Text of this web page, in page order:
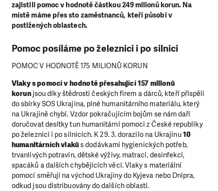
zajistili pomoc v hodnotě částkou 249 milionů korun. Na
místě máme přes sto zaměstnanců, kteří působí v
postižených oblastech.
Pomoc posíláme po železnici i po silnici
POMOC V HODNOTĚ 175 MILIONŮ KORUN
Vlaky s pomocí v hodnotě přesahující 157 milionů
korunjsou díky štědrosti českých firem a dárců, kteří přispěli
do sbírky SOS Ukrajina, plné humanitárního materiálu, který
na Ukrajině chybí. Vzdor pokračujícím bojům se nám daří
doručovat desítky tun humanitární pomoci z České republiky
po železnici i po silnicích. K 29. 3. dorazilo na Ukrajinu10
humanitárních vlakůs dodávkami hygienických potřeb,
trvanlivých potravin, dětské výživy, matrací, desinfekcí,
spacáků a dalších chybějících věcí. Vlaky s materiální
pomocí směřují na východ Ukrajiny do Kyjeva nebo Dnipra,
odkud jsou distribuovány do dalších oblastí.